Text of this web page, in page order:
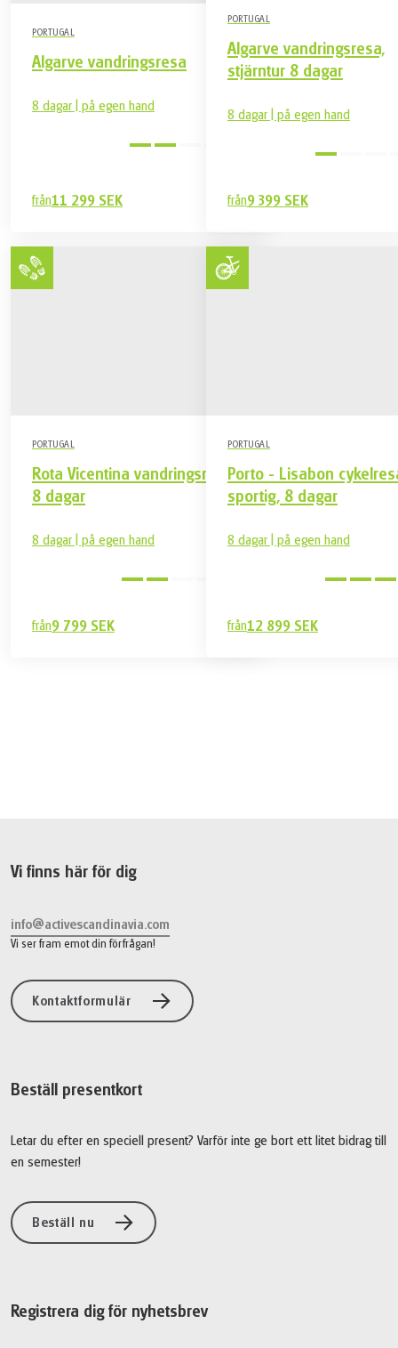
PORTUGAL
Algarve vandringsresa
8 dagar | på egen hand
från11 299 SEK
PORTUGAL
Algarve vandringsresa,
stjärntur 8 dagar
8 dagar | på egen hand
från9 399 SEK
PORTUGAL
Rota Vicentina vandringsresa,
8 dagar
8 dagar | på egen hand
från9 799 SEK
PORTUGAL
Porto - Lisabon
sportig, 8 dagar
8 dagar | på egen hand
från12 899 SEK
Vi finns här för dig
info@activescandinavia.com
Vi ser fram emot din förfrågan!
Kontaktformulär
Beställ presentkort
Letar du efter en speciell present? Varför inte ge bort ett litet bidrag till
en semester!
Beställ nu
Registrera dig för nyhetsbrev